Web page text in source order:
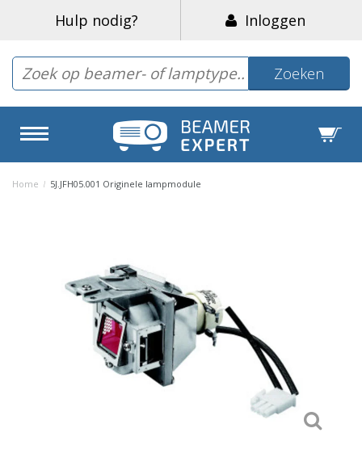
Hulp nodig? Inloggen
Zoeken
Home / 5J.JFH05.001 Originele lampmodule